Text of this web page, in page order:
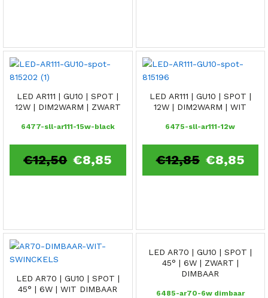
LED AR111 | GU10 | SPOT |
12W | DIM2WARM | ZWART
6477-sll-ar111-15w-black
€8,85
€12,50
LED AR111 | GU10 | SPOT |
12W | DIM2WARM | WIT
6475-sll-ar111-12w
€8,85
€12,85
LED AR70 | GU10 | SPOT |
45° | 6W | WIT DIMBAAR
LED AR70 | GU10 | SPOT |
45° | 6W | ZWART |
DIMBAAR
6485-ar70-6w dimbaar